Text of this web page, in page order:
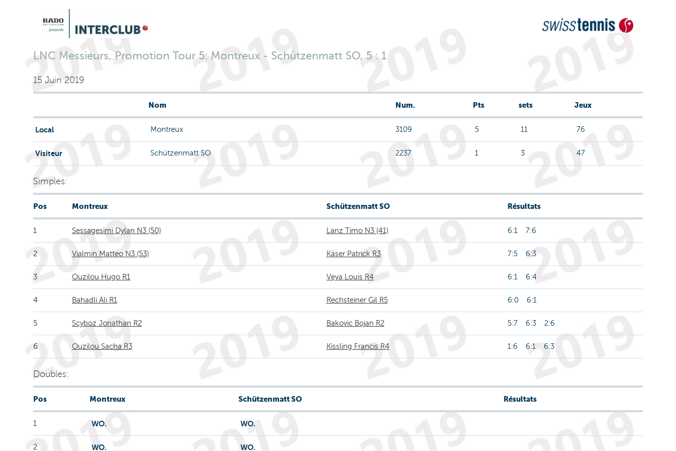
LNC Messieurs, Promotion Tour 5: Montreux - Schützenmatt SO, 5 : 1
15 Juin 2019
Nom Num. Pts sets Jeux
Local Montreux 3109 5 11 76
Visiteur Schützenmatt SO 2237 1 3 47
Simples:
Pos Montreux Schützenmatt SO Résultats
1 Sessagesimi Dylan N3 (50) Lanz Timo N3 (41) 6:1 7:6
2 Vialmin Matteo N3 (53) Käser Patrick R3 7:5 6:3
3 Ouzilou Hugo R1 Veya Louis R4 6:1 6:4
4 Bahadli Ali R1 Rechsteiner Gil R5 6:0 6:1
5 Scyboz Jonathan R2 Bakovic Bojan R2 5:7 6:3 2:6
6 Ouzilou Sacha R3 Kissling Francis R4 1:6 6:1 6:3
Doubles:
Pos Montreux Schützenmatt SO Résultats
1 WO. WO.
2 WO. WO.